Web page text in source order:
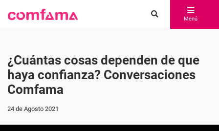
Menú
¿Cuántas cosas dependen de que
haya confianza? Conversaciones
Comfama
24 de Agosto 2021